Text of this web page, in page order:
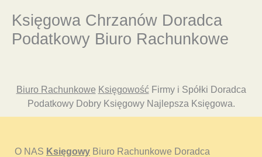
Księgowa Chrzanów Doradca
Podatkowy Biuro Rachunkowe
Biuro Rachunkowe KsięgowośćFirmy i Spółki Doradca
Podatkowy Dobry Księgowy Najlepsza Księgowa.
O NAS Księgowy Biuro Rachunkowe Doradca